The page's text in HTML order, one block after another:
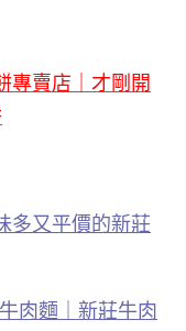
專賣店｜才剛開
多又平價的新莊
肉麵｜新莊牛肉